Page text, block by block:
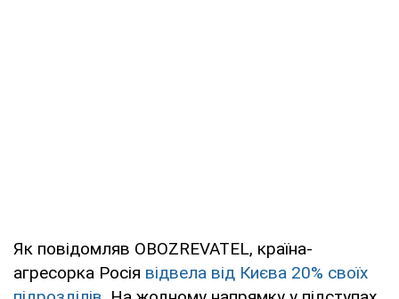
Як повідомляв OBOZREVATEL, країна-
агресорка Росія відвела від Києва 20% своїх